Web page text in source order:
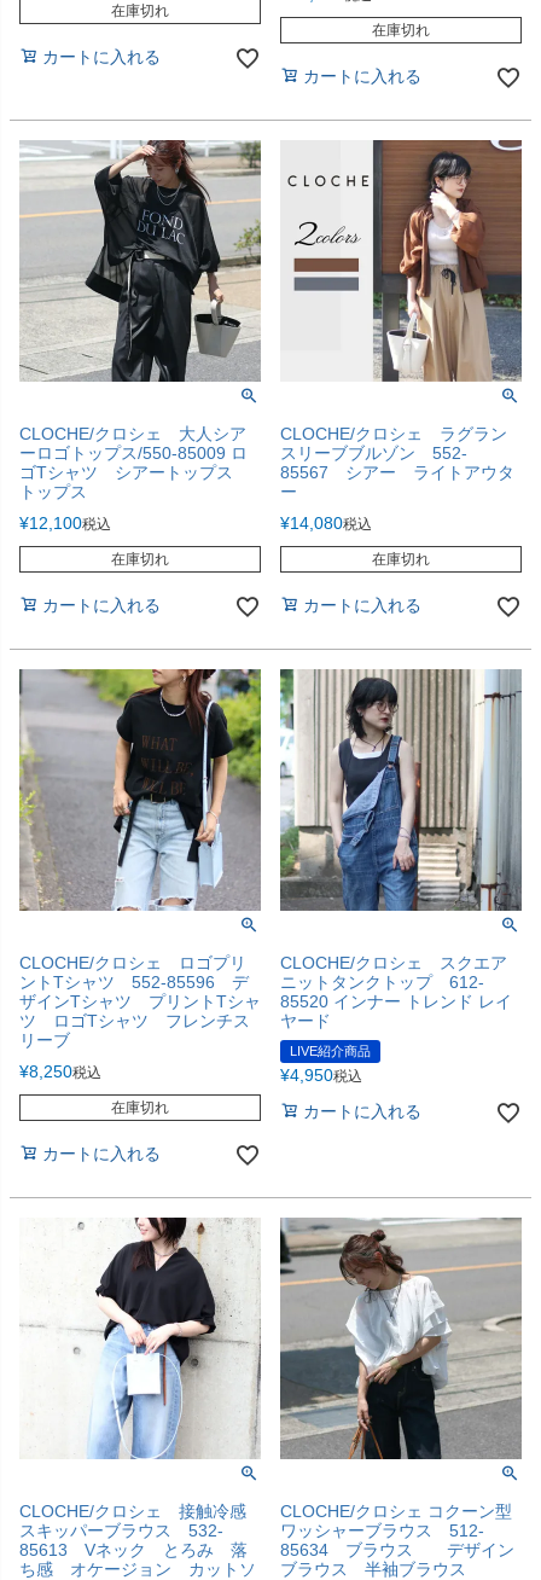
在庫切れ
カートに入れる
在庫切れ
カートに入れる
CLOCHE/クロシェ 大人シア
ーロゴトップス/550-85009 ロ
ゴTシャツ シアートップス
トップス
¥12,100税込
在庫切れ
カートに入れる
CLOCHE/クロシェ ラグラン
スリーブブルゾン 552-
85567 シアー ライトアウタ
ー
¥14,080税込
在庫切れ
カートに入れる
CLOCHE/クロシェ ロゴプリ
ントTシャツ 552-85596 デ
ザインTシャツ プリントTシャ
ツ ロゴTシャツ フレンチス
リーブ
¥8,250税込
在庫切れ
カートに入れる
CLOCHE/クロシェ スクエア
ニットタンクトップ 612-
85520 インナー トレンド レイ
ヤード
LIVE紹介商品
¥4,950税込
カートに入れる
CLOCHE/クロシェ 接触冷感
スキッパーブラウス 532-
85613 Vネック とろみ 落
ち感 オケージョン カットソ
CLOCHE/クロシェ コクーン型
ワッシャーブラウス 512-
85634 ブラウス デザイン
ブラウス 半袖ブラウス